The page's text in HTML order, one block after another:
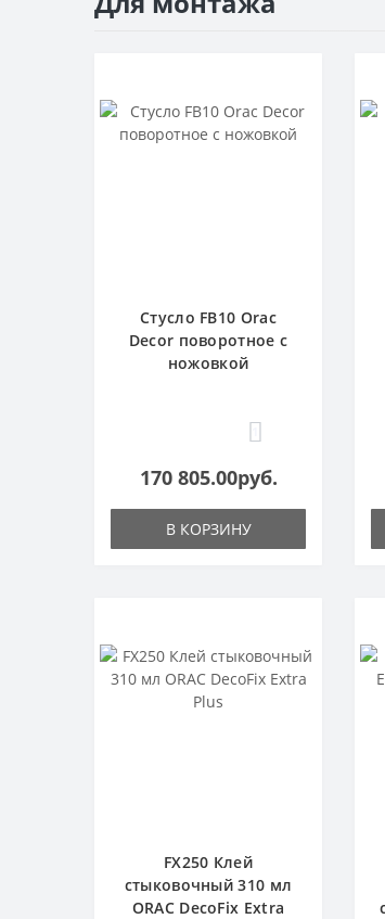
Стусло FB10 Orac
Decor поворотное с
ножовкой
170 805.00руб.
В КОРЗИНУ
FX250 Клей
стыковочный 310 мл
ORAC DecoFix Extra